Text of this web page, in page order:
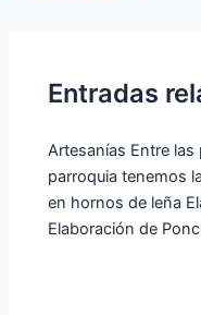
Entradas
Artesanías Entre
parroquia tenemos
en hornos de leña
Elaboración de